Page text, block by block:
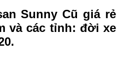
Cũ
Sunny Cũ giá rẻ
và các tỉnh: đời xe